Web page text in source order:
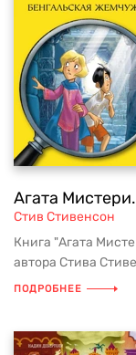
Агата
Стив Стивенсон
Книга "Агата
автора Стива
ПОДРОБНЕЕ